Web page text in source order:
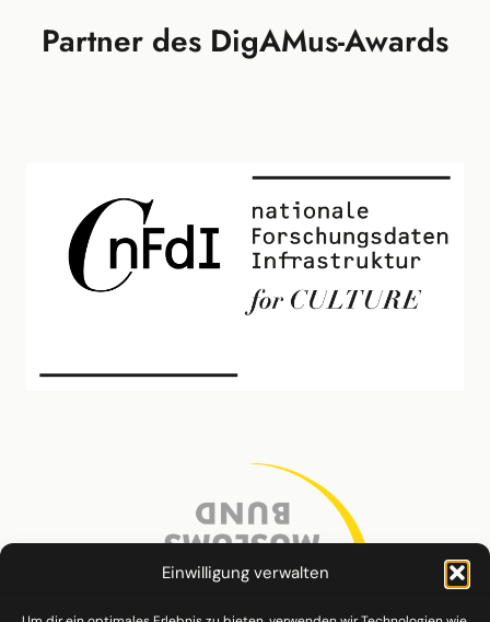
Einwilligung verwalten
Partner des DigAMus-Awards